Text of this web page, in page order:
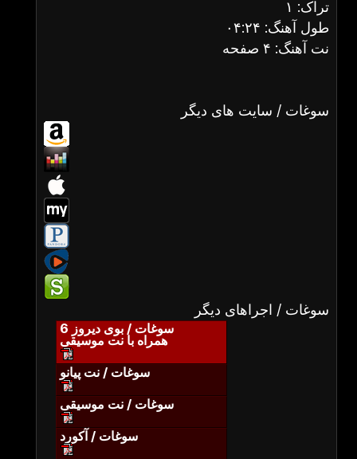
تراک: ۱
طول آهنگ: ۰۴:۲۴
نت آهنگ: ۴ صفحه
سوغات / سایت های دیگر
سوغات / اجراهای دیگر
سوغات / بوی دیروز 6
همراه با نت موسیقی
سوغات / نت پیانو
سوغات / نت موسیقی
سوغات / آکورد